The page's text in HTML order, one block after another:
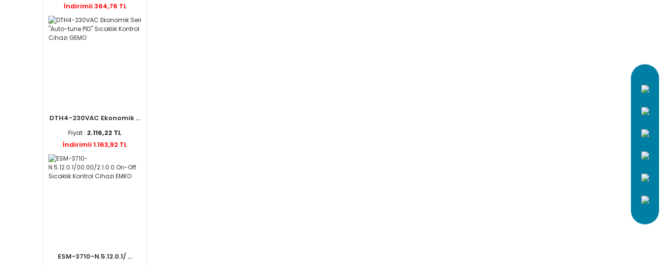
İndirimli 364,76 TL
DTH4-230VAC Ekonomik ...
Fiyat : 2.116,22 TL
İndirimli 1.163,92 TL
ESM-3710-N.5.12.0.1/ ...